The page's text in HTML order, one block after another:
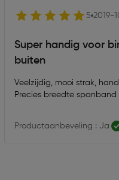
5 2019-
Super handig voor
buiten
Veelzijdig, mooi strak,
Precies breedte spanband
Productaanbeveling : Ja